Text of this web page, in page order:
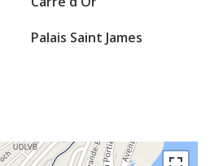
Palais Saint James